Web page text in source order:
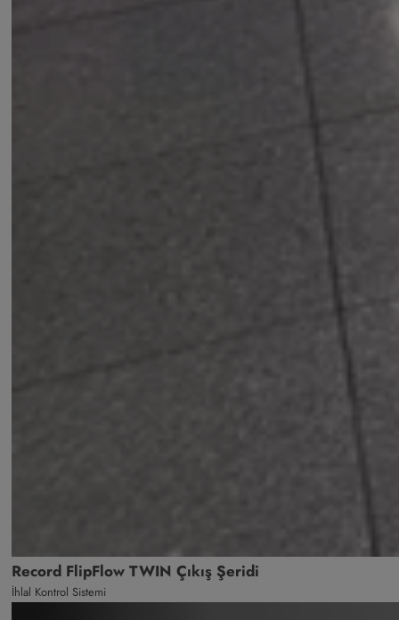
Record FlipFlow TWIN Çıkış Şeridi
İhlal Kontrol Sistemi